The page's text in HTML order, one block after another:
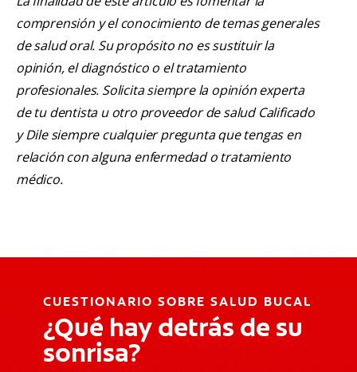
comprensión y el conocimiento de temas generales
de salud oral. Su propósito no es sustituir la
opinión, el diagnóstico o el tratamiento
profesionales. Solicita siempre la opinión experta
de tu dentista u otro proveedor de salud Calificado
y Dile siempre cualquier pregunta que tengas en
relación con alguna enfermedad o tratamiento
médico.
CUESTIONARIO SOBRE SALUD BUCAL
¿Qué hay detrás de su
sonrisa?